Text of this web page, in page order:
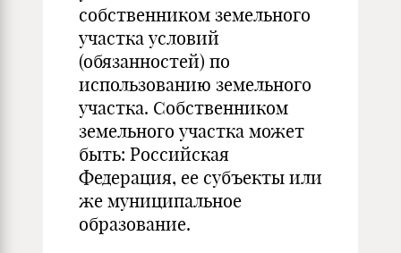
собственником земельного
участка условий
(обязанностей) по
использованию земельного
участка. Собственником
земельного участка может
быть: Российская
Федерация, ее субъекты или
же муниципальное
образование.